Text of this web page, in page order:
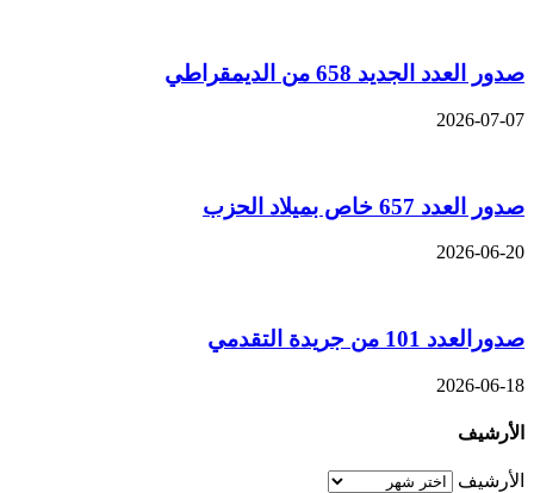
صدور العدد الجديد 658 من الديمقراطي
2026-07-07
صدور العدد 657 خاص بميلاد الحزب
2026-06-20
صدورالعدد 101 من جريدة التقدمي
2026-06-18
الأرشيف
الأرشيف